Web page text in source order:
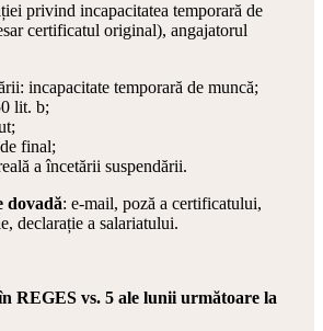
privind incapacitatea temporară de
certificatul original), angajatorul
incapacitate temporară de muncă;
lit. b;
final;
a încetării suspendării.
dovadă: e-mail, poză a certificatului,
declarație a salariatului.
REGES vs. 5 ale lunii următoare la